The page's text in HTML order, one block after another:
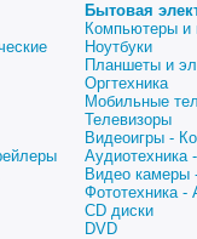
Бытовая
Компьютеры и
Ноутбуки
Планшеты и
Оргтехника
Мобильные
Телевизоры
Видеоигры -
Аудиотехника
Видео камеры
Фототехника -
CD диски
DVD